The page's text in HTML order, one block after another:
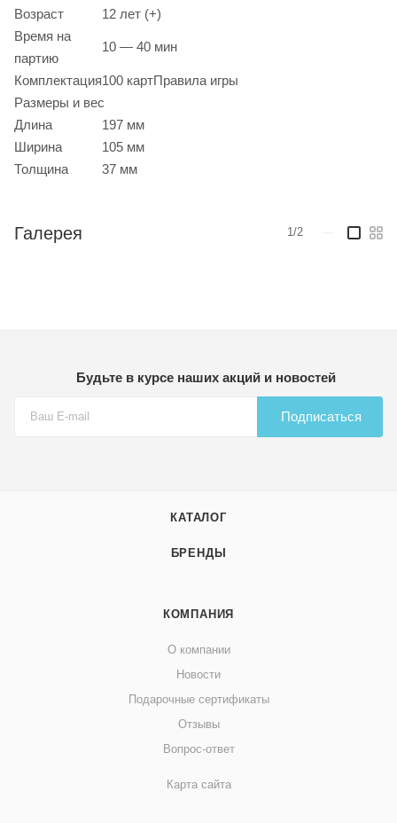
Возраст
12 лет (+)
Время на
партию
10 — 40 мин
Комплектация100 картПравила игры
Размеры и вес
Длина
197 мм
Ширина
105 мм
Толщина
37 мм
Галерея 1/2
Будьте в курсе наших акций и новостей
Подписаться
КАТАЛОГ
БРЕНДЫ
КОМПАНИЯ
О компании
Новости
Подарочные сертификаты
Отзывы
Вопрос-ответ
Карта сайта